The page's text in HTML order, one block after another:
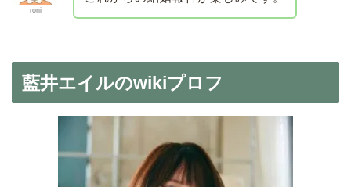
roni
藍井エイルのwikiプロフ